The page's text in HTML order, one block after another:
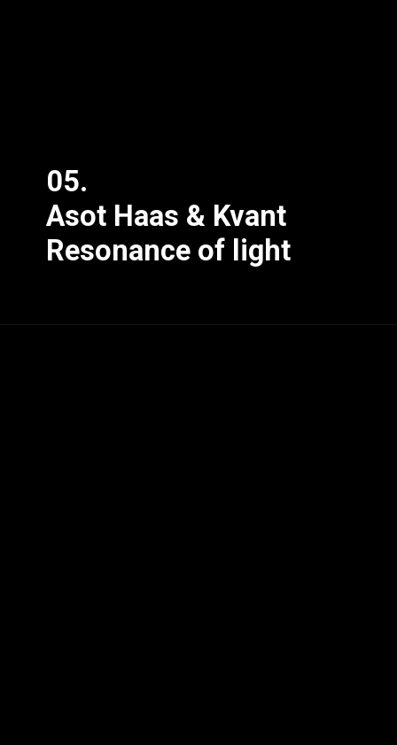
05.
Asot Haas & Kvant
Resonance of light